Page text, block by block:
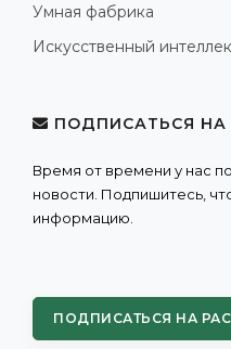
Умная фабрика
Искусственный
ПОДПИСАТЬСЯ НА
Время от времени у нас
новости. Подпишитесь,
информацию.
ПОДПИСАТЬСЯ НА